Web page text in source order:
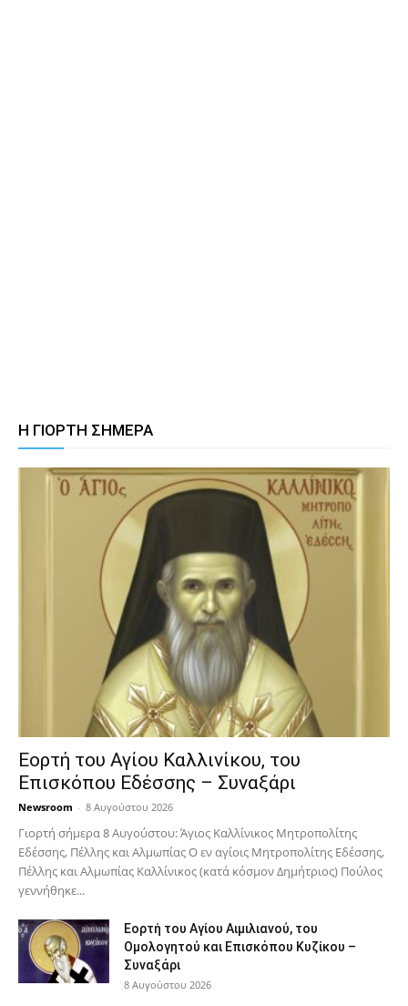
Η ΓΙΟΡΤΗ ΣΗΜΕΡΑ
Εορτή του Αγίου Καλλινίκου, του
Επισκόπου Εδέσσης – Συναξάρι
Newsroom - 8 Αυγούστου 2026
Γιορτή σήμερα 8 Αυγούστου: Άγιος Καλλίνικος Μητροπολίτης
Εδέσσης, Πέλλης και Αλμωπίας Ο εν αγίοις Μητροπολίτης Εδέσσης,
Πέλλης και Αλμωπίας Καλλίνικος (κατά κόσμον Δημήτριος) Πούλος
γεννήθηκε...
Εορτή του Αγίου Αιμιλιανού, του
Ομολογητού και Επισκόπου Κυζίκου –
Συναξάρι
8 Αυγούστου 2026